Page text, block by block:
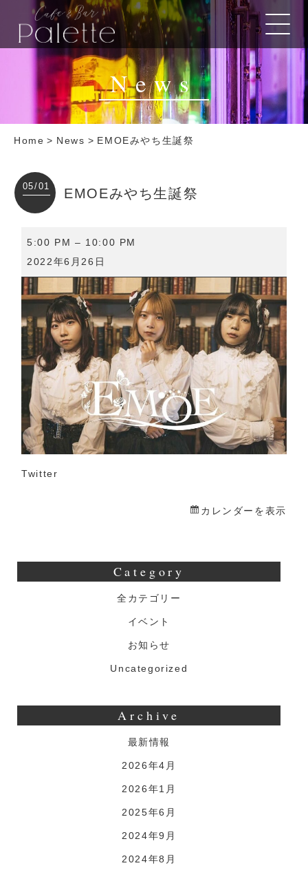
News
Home > News > EMOEみやち生誕祭
05/01 EMOEみやち生誕祭
や
ち
誕
祭
5:00 PM – 10:00 PM
2022年6月26日
Twitter
カレンダーを表示
Category
全カテゴリー
イベント
お知らせ
Uncategorized
Archive
最新情報
2026年4月
2026年1月
2025年6月
2024年9月
2024年8月